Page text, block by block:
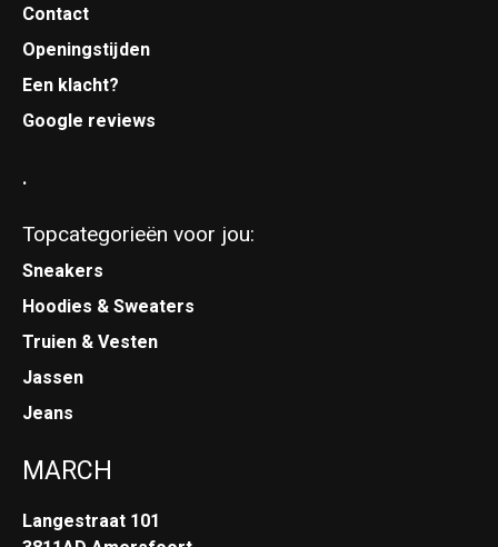
Contact
Openingstijden
Een klacht?
Google reviews
.
Topcategorieën voor jou:
Sneakers
Hoodies & Sweaters
Truien & Vesten
Jassen
Jeans
MARCH
Langestraat 101